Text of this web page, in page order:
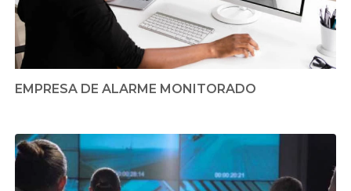
EMPRESA DE ALARME MONITORADO